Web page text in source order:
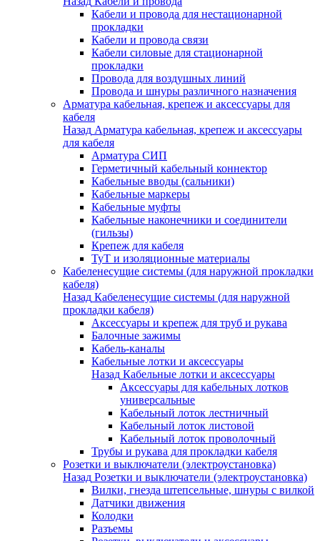
Кабели и провода для нестационарной
прокладки
Кабели и провода связи
Кабели силовые для стационарной
прокладки
Провода для воздушных линий
Провода и шнуры различного назначения
Арматура кабельная, крепеж и аксессуары для
кабеля
Назад Арматура кабельная, крепеж и аксессуары
для кабеля
Арматура СИП
Герметичный кабельный коннектор
Кабельные вводы (сальники)
Кабельные маркеры
Кабельные муфты
Кабельные наконечники и соединители
(гильзы)
Крепеж для кабеля
ТуТ и изоляционные материалы
Кабеленесущие системы (для наружной прокладки
кабеля)
Назад Кабеленесущие системы (для наружной
прокладки кабеля)
Аксессуары и крепеж для труб и рукава
Балочные зажимы
Кабель-каналы
Кабельные лотки и аксессуары
Назад Кабельные лотки и аксессуары
Аксессуары для кабельных лотков
универсальные
Кабельный лоток лестничный
Кабельный лоток листовой
Кабельный лоток проволочный
Трубы и рукава для прокладки кабеля
Розетки и выключатели (электроустановка)
Назад Розетки и выключатели (электроустановка)
Вилки, гнезда штепсельные, шнуры с вилкой
Датчики движения
Колодки
Разъемы